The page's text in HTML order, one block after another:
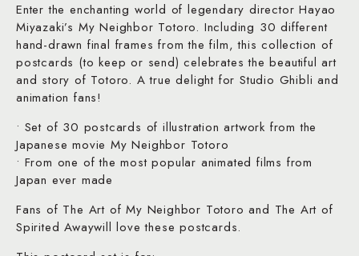
Enter the enchanting world of legendary director Hayao
Miyazaki’s My Neighbor Totoro. Including 30 different
hand-drawn final frames from the film, this collection of
postcards (to keep or send) celebrates the beautiful art
and story of Totoro. A true delight for Studio Ghibli and
animation fans!
• Set of 30 postcards of illustration artwork from the
Japanese movie My Neighbor Totoro
• From one of the most popular animated films from
Japan ever made
Fans of The Art of My Neighbor Totoro and The Art of
Spirited Awaywill love these postcards.